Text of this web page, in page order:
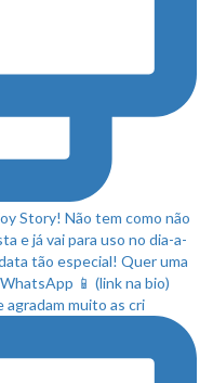
muito as cri